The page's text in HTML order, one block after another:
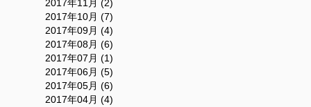
2017年11月 (2)
2017年10月 (7)
2017年09月 (4)
2017年08月 (6)
2017年07月 (1)
2017年06月 (5)
2017年05月 (6)
2017年04月 (4)